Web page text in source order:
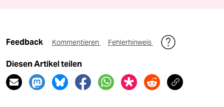
Feedback Kommentieren Fehlerhinweis
Diesen Artikel teilen